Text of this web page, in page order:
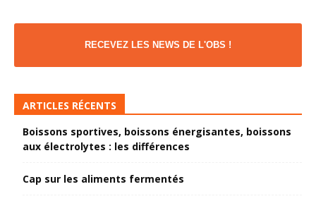
RECEVEZ LES NEWS DE L'OBS !
ARTICLES RÉCENTS
Boissons sportives, boissons énergisantes, boissons
aux électrolytes : les différences
Cap sur les aliments fermentés